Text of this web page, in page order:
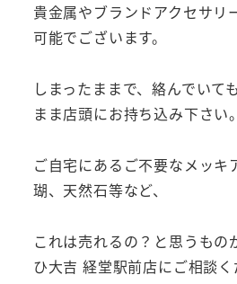
貴金属やブランドアクセサリ
可能でございます。
しまったままで、絡んでいて
まま店頭にお持ち込み下さい。
ご自宅にあるご不要なメッキ
瑚、天然石等など、
これは売れるの？と思うもの
ひ大吉 経堂駅前店にご相談く